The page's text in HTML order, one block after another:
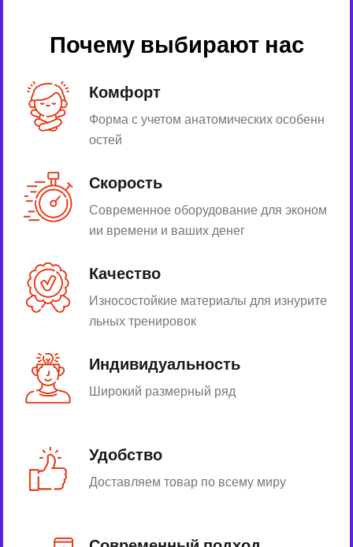
Почему выбирают нас
Комфорт
Форма с учетом анатомических особенн
остей
Скорость
Современное оборудование для эконом
ии времени и ваших денег
Качество
Износостойкие материалы для изнурите
льных тренировок
Индивидуальность
Широкий размерный ряд
Удобство
Доставляем товар по всему миру